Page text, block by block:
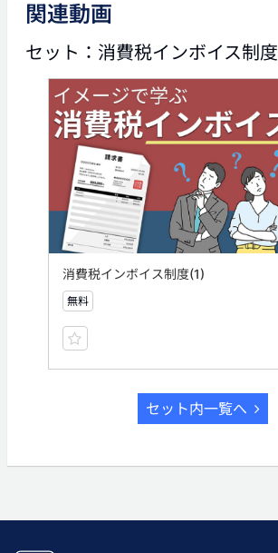
消費税インボイス制度(2)
タグ
インボイス
関連動画
セット：消費税インボイス制度
消費税インボイス制度(1)
無料
セット内一覧へ